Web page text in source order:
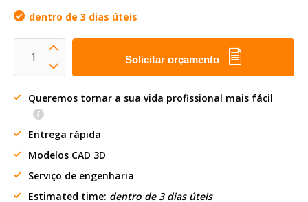
dentro de 3 dias úteis
Solicitar orçamento
Queremos tornar a sua vida profissional mais fácil
Entrega rápida
Modelos CAD 3D
Serviço de engenharia
Estimated time: dentro de 3 dias úteis